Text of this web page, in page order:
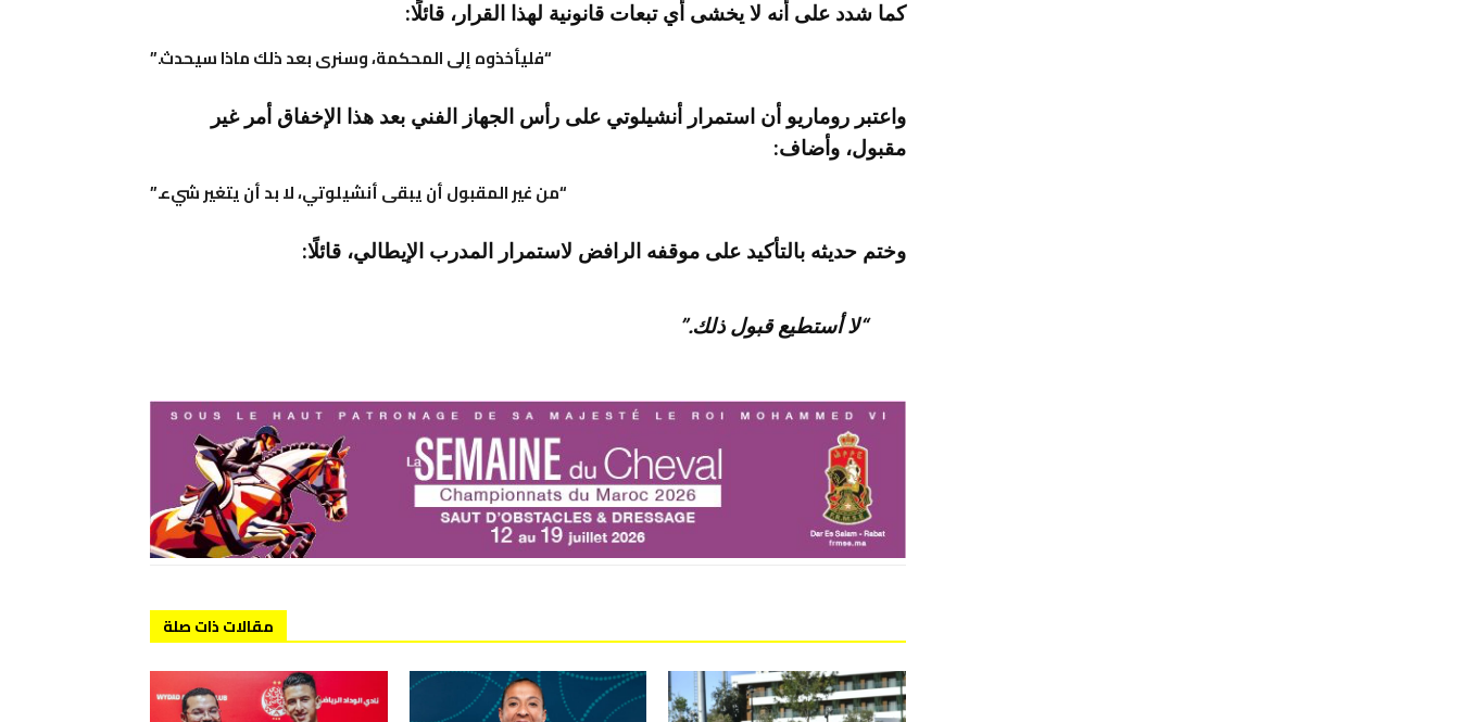
كما شدد على أنه لا يخشى أي تبعات قانونية لهذا القرار، قائلًا:
“فليأخذوه إلى المحكمة، وسنرى بعد ذلك ماذا سيحدث.”
واعتبر روماريو أن استمرار أنشيلوتي على رأس الجهاز الفني بعد هذا الإخفاق أمر غير
مقبول، وأضاف:
“من غير المقبول أن يبقى أنشيلوتي، لا بد أن يتغير شيء.”
وختم حديثه بالتأكيد على موقفه الرافض لاستمرار المدرب الإيطالي، قائلًا:
“لا أستطيع قبول ذلك.”
مقالات ذات صلة